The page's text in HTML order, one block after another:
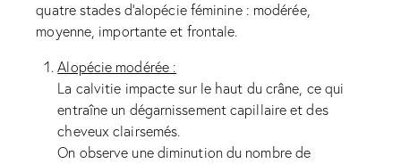
quatre stades d’alopécie féminine : modérée,
moyenne, importante et frontale.
Alopécie modérée :
La calvitie impacte sur le haut du crâne, ce qui
entraîne un dégarnissement capillaire et des
cheveux clairsemés.
On observe une diminution du nombre de